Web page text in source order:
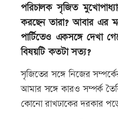
পরিচালক সৃজিত
করছেন তারা? আবার এর
পার্টিতেও একসঙ্গে দেখা
বিষয়টি কতটা সত্য?
সৃজিতের সঙ্গে নিজের
আমার সঙ্গে কারও সম্পর্ক
কোনো রাখঢাকের দরকার